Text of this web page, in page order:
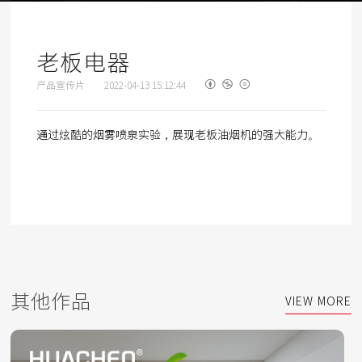
老板电器
产品宣传片 2022-04-13 15:12:44
通过炫酷的烟雾喷泉实验，展现老板油烟机的强大能力。
其他作品 VIEW MORE